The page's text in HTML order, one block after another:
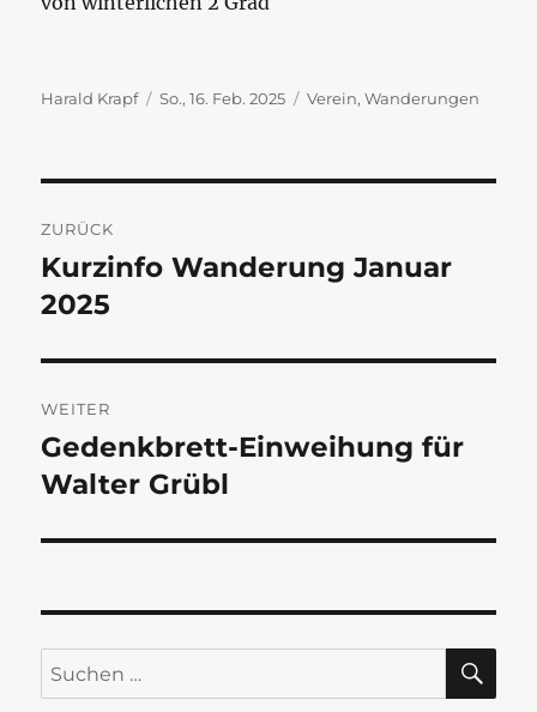
Autor
Harald Krapf
Veröffentlicht
So., 16. Feb. 2025 Kategorien
Verein,Wanderungen
ZURÜCK
Vorheriger
Beitrag:
Kurzinfo Wanderung Januar
2025
WEITER
Nächster
Beitrag:
Gedenkbrett-Einweihung für
Walter Grübl
Suchen
nach: